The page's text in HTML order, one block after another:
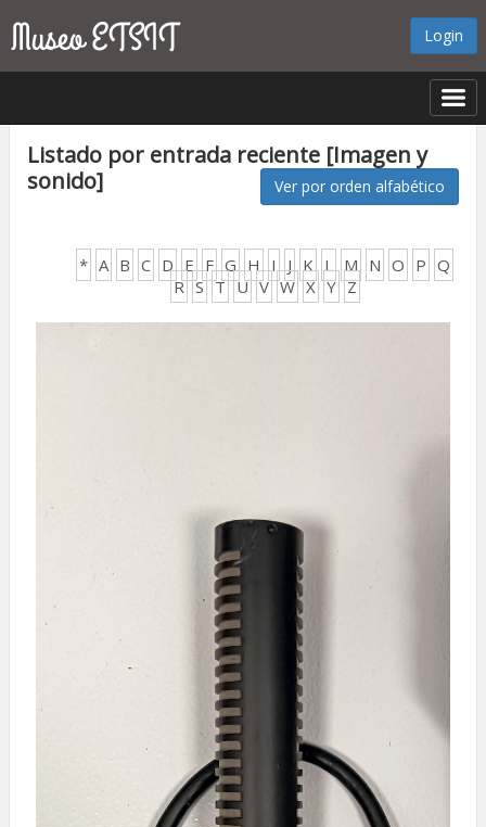
Login
Listado por entrada reciente [Imagen y
sonido]
Ver por orden alfabético
* A B C D E F G H I J K L M N O P Q
R S T U V W X Y Z